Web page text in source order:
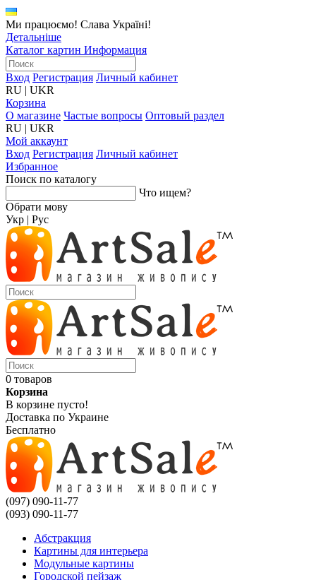
Ми працюємо! Слава Україні!
Детальніше
Каталог картин Информация
Вход Регистрация Личный кабинет
RU | UKR
Корзина
О магазине Частые вопросы Оптовый раздел
RU | UKR
Мой аккаунт
Вход Регистрация Личный кабинет
Избранное
Поиск по каталогу
Что ищем?
Обрати мову
Укр | Рус
0 товаров
Корзина
В корзине пусто!
Доставка по Украине
Бесплатно
(097) 090-11-77
(093) 090-11-77
Абстракция
Картины для интерьера
Модульные картины
Городской пейзаж